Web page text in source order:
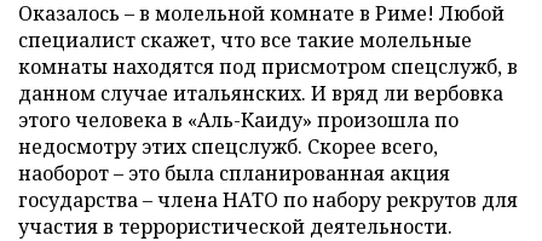
Оказалось – в молельной комнате в Риме! Любой
специалист скажет, что все такие молельные
комнаты находятся под присмотром спецслужб, в
данном случае итальянских. И вряд ли вербовка
этого человека в «Аль-Каиду» произошла по
недосмотру этих спецслужб. Скорее всего,
наоборот – это была спланированная акция
государства – члена НАТО по набору рекрутов для
участия в террористической деятельности.